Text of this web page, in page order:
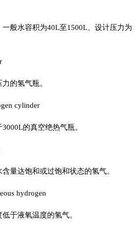
般水容积为40L至1500L、设计压力为
的氢气瓶。
cylinder
的真空绝热气瓶。
量达饱和或过饱和状态的氢气。
hydrogen
于液氧温度的氢气。